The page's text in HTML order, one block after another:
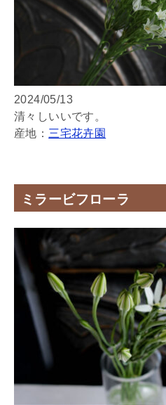
2024/05/13
清々しいいです。
産地： 三宅花卉園
ミラービフローラ